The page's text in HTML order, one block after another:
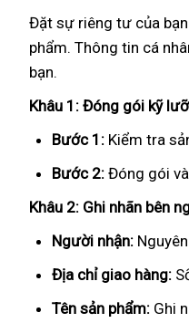
Đặt sự riêng tư của
phẩm. Thông tin cá
bạn.
Khâu 1: Đóng gói kỹ
Bước 1: Kiểm tra
Bước 2: Đóng gói
Khâu 2: Ghi nhãn bên
Người nhận:
Địa chỉ giao hàng:
Tên sản phẩm: Ghi